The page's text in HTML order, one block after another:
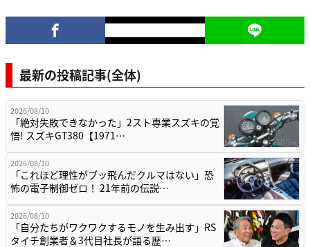
最新の投稿記事(全体)
2026/08/10
「絶対失敗できなかった」2スト専業スズキの覚
悟! スズキGT380【1971…
2026/08/10
「これほど理性がブッ飛んだクルマはない」恐
怖の電子制御ゼロ！ 21年前の伝説…
2026/08/10
「自分たちがワクワクするモノを生み出す」RS
タイチ創業者＆3代目社長が語る歴…